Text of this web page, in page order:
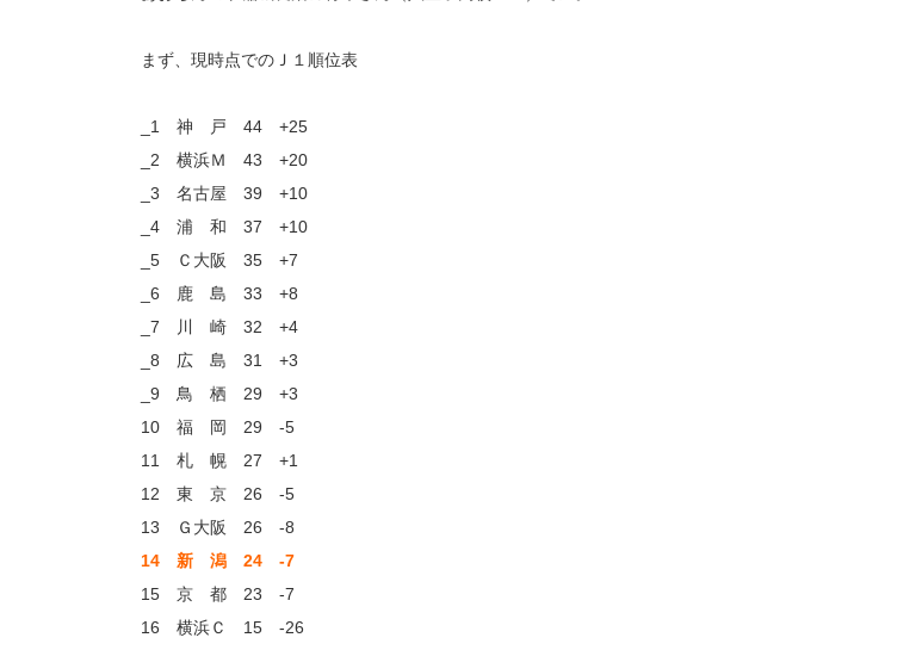
まず、現時点でのＪ１順位表
_1 神 戸 44 +25
_2 横浜Ｍ 43 +20
_3 名古屋 39 +10
_4 浦 和 37 +10
_5 Ｃ大阪 35 +7
_6 鹿 島 33 +8
_7 川 崎 32 +4
_8 広 島 31 +3
_9 鳥 栖 29 +3
10 福 岡 29 -5
11 札 幌 27 +1
12 東 京 26 -5
13 Ｇ大阪 26 -8
14 新 潟 24 -7
15 京 都 23 -7
16 横浜Ｃ 15 -26